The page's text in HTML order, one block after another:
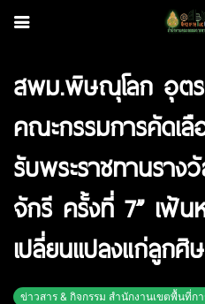
สพม.พิษณุโลก อุต
คณะกรรมการคัดเ
รับพระราชทานราง
จักรี ครั้งที่ 7” เฟ้น
เปลี่ยนแปลงแก่ลูกศิ
ข่าวสาร & กิจกรรม สำนักงานเขตพื้นที่ก